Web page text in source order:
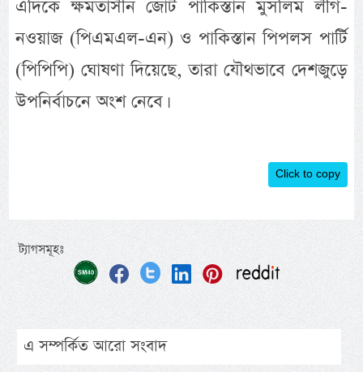
এদিকে ক্ষমতাসীন জোট পাকিস্তান মুসলিম লীগ-
নওয়াজ (পিএমএল-এন) ও পাকিস্তান পিপলস পার্টি
(পিপিপি) ঘোষণা দিয়েছে, তারা যৌথভাবে দেশজুড়ে
উপনির্বাচনে অংশ নেবে।
Click to copy
ট্যাগসমূহঃ
এ সম্পর্কিত আরো সংবাদ